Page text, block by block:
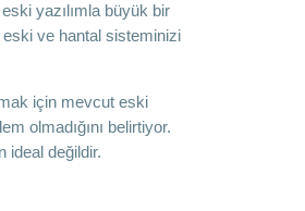
yazılımla büyük bir
ve hantal sisteminizi
için mevcut eski
olmadığını belirtiyor.
ideal değildir.